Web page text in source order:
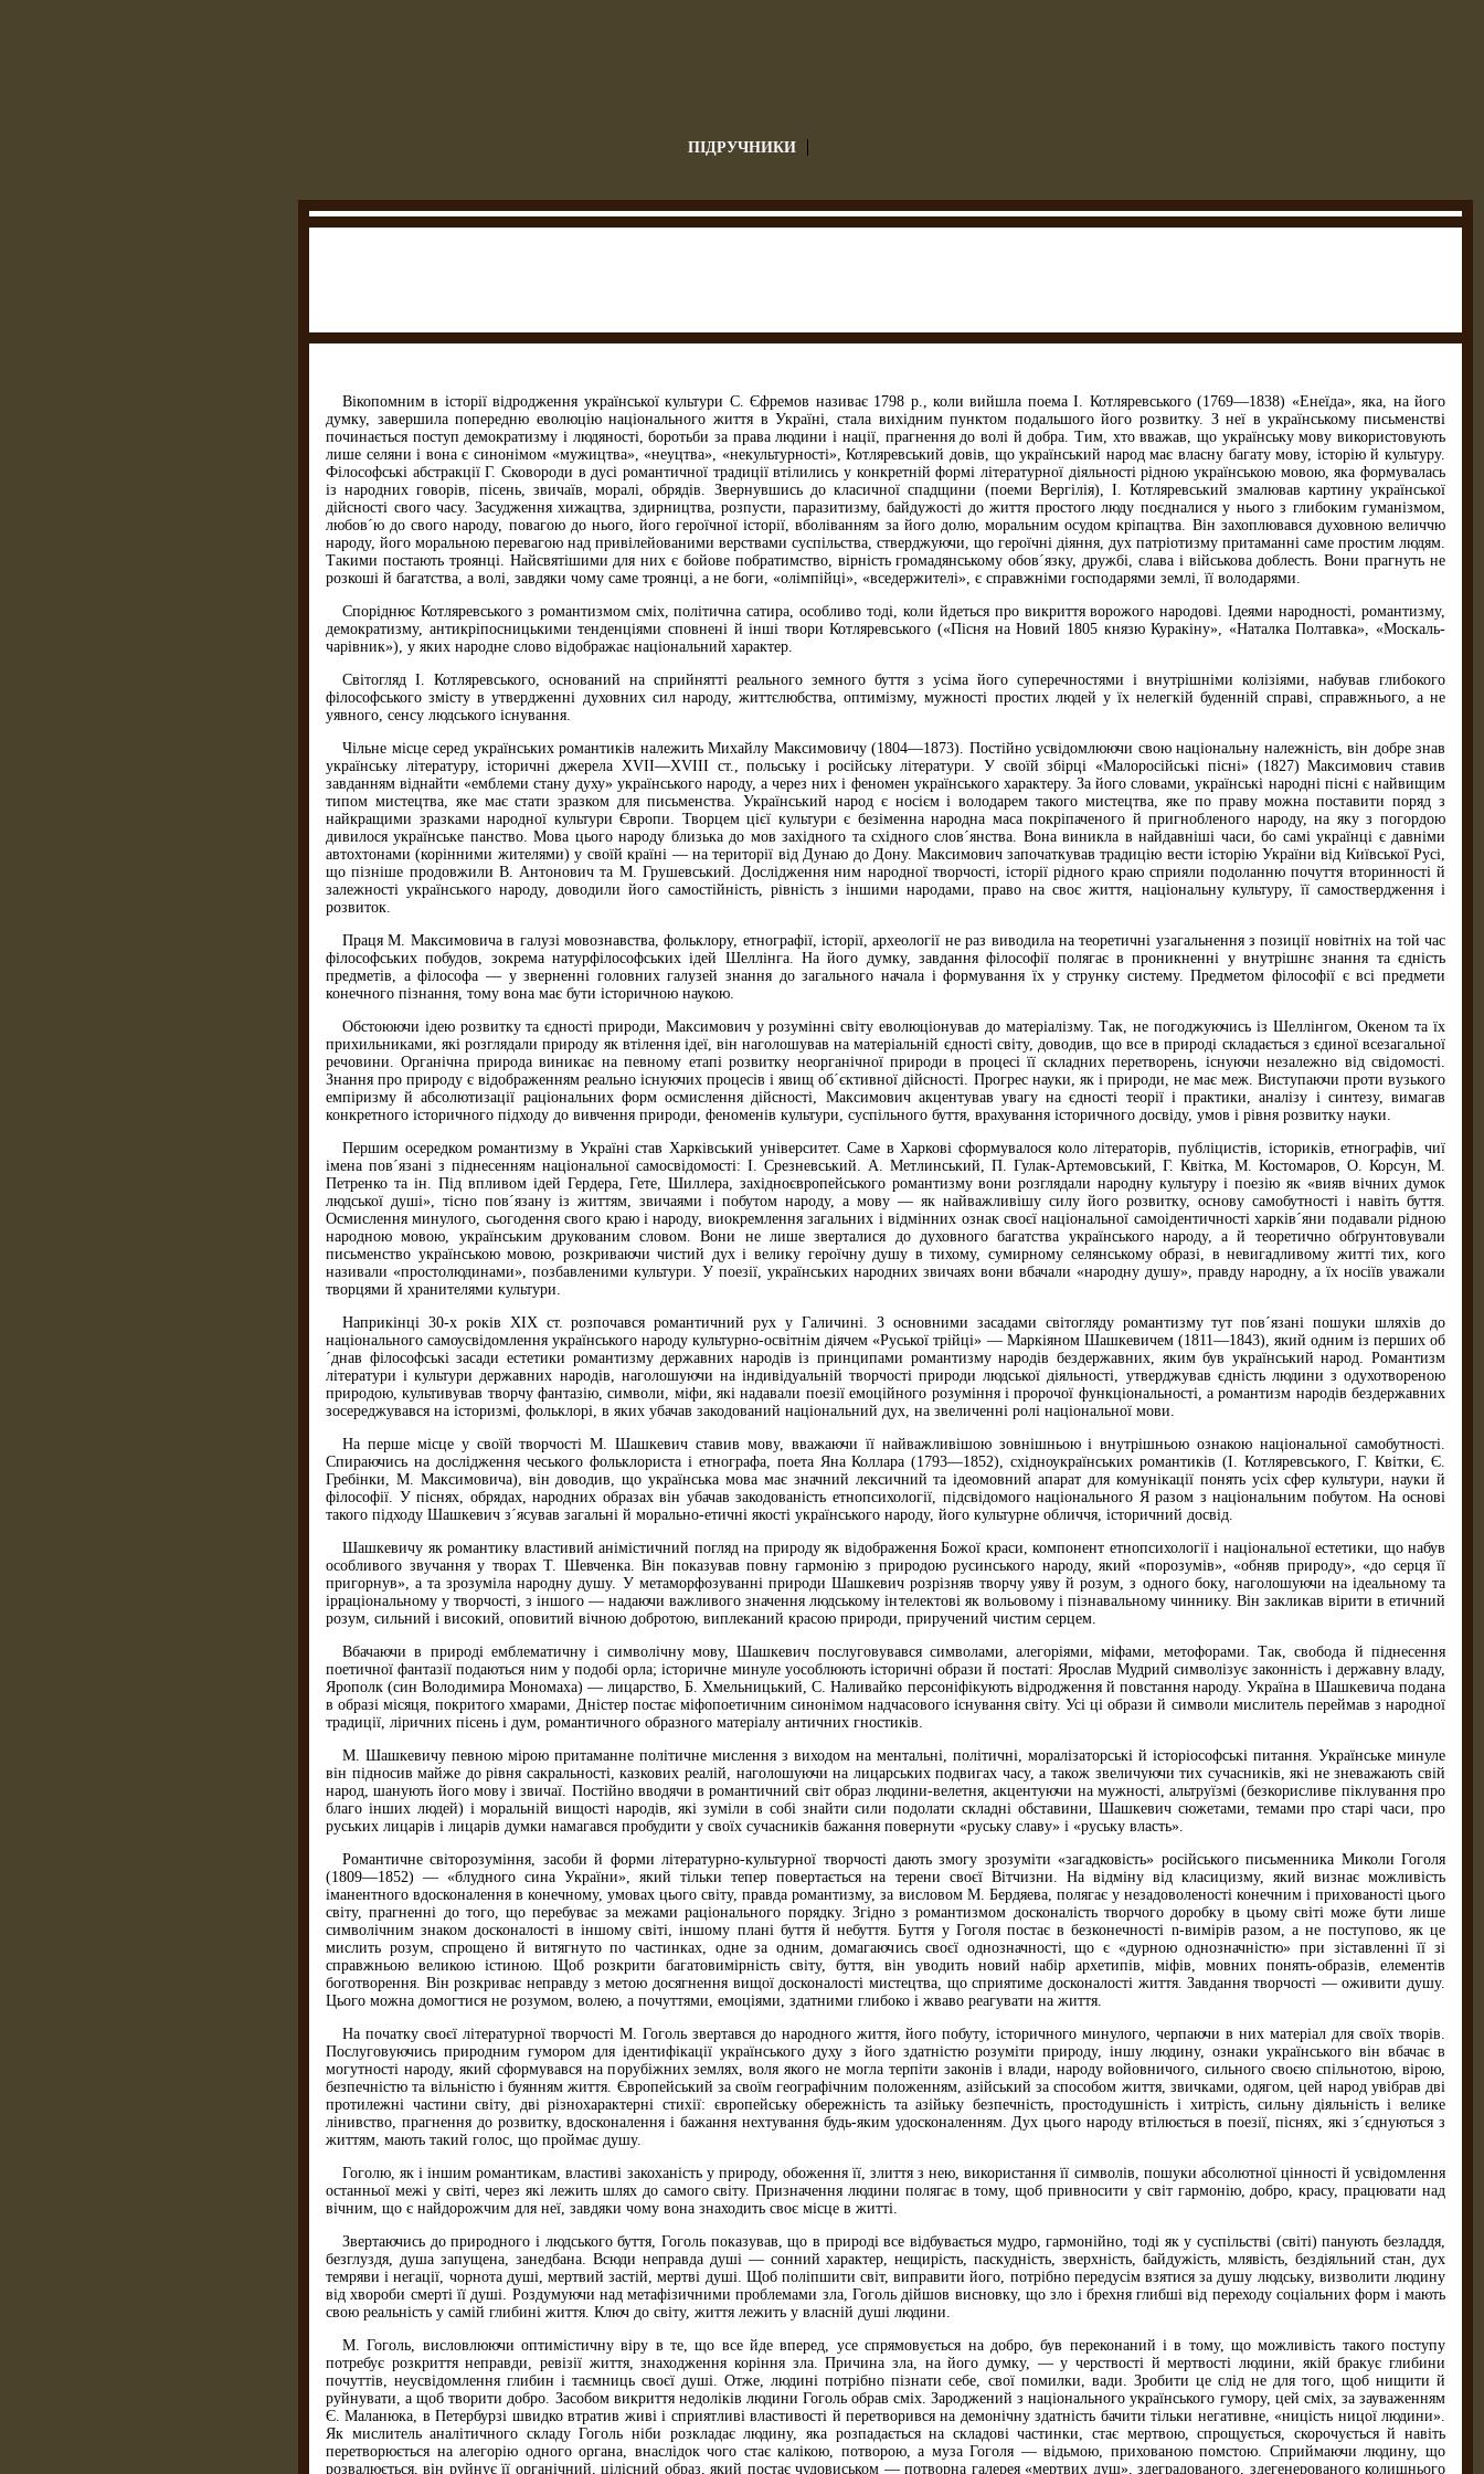
ПІДРУЧНИКИ
Вікопомним в історії відродження української культури С. Єфремов називає 1798 p., коли вийшла поема І. Котляревського (1769—1838) «Енеїда», яка, на його
думку, завершила попередню еволюцію національного життя в Україні, стала вихідним пунктом подальшого його розвитку. З неї в українському письменстві
починається поступ демократизму і людяності, боротьби за права людини і нації, прагнення до волі й добра. Тим, хто вважав, що українську мову використовують
лише селяни і вона є синонімом «мужицтва», «неуцтва», «некультурності», Котляревський довів, що український народ має власну багату мову, історію й культуру.
Філософські абстракції Г. Сковороди в дусі романтичної традиції втілились у конкретній формі літературної діяльності рідною українською мовою, яка формувалась
із народних говорів, пісень, звичаїв, моралі, обрядів. Звернувшись до класичної спадщини (поеми Вергілія), І. Котляревський змалював картину української
дійсності свого часу. Засудження хижацтва, здирництва, розпусти, паразитизму, байдужості до життя простого люду поєдналися у нього з глибоким гуманізмом,
любов´ю до свого народу, повагою до нього, його героїчної історії, вболіванням за його долю, моральним осудом кріпацтва. Він захоплювався духовною величчю
народу, його моральною перевагою над привілейованими верствами суспільства, стверджуючи, що героїчні діяння, дух патріотизму притаманні саме простим людям.
Такими постають троянці. Найсвятішими для них є бойове побратимство, вірність громадянському обов´язку, дружбі, слава і військова доблесть. Вони прагнуть не
розкоші й багатства, а волі, завдяки чому саме троянці, а не боги, «олімпійці», «вседержителі», є справжніми господарями землі, її володарями.
Споріднює Котляревського з романтизмом сміх, політична сатира, особливо тоді, коли йдеться про викриття ворожого народові. Ідеями народності, романтизму,
демократизму, антикріпосницькими тенденціями сповнені й інші твори Котляревського («Пісня на Новий 1805 князю Куракіну», «Наталка Полтавка», «Москаль-
чарівник»), у яких народне слово відображає національний характер.
Світогляд І. Котляревського, оснований на сприйнятті реального земного буття з усіма його суперечностями і внутрішніми колізіями, набував глибокого
філософського змісту в утвердженні духовних сил народу, життєлюбства, оптимізму, мужності простих людей у їх нелегкій буденній справі, справжнього, а не
уявного, сенсу людського існування.
Чільне місце серед українських романтиків належить Михайлу Максимовичу (1804—1873). Постійно усвідомлюючи свою національну належність, він добре знав
українську літературу, історичні джерела XVII—XVIII ст., польську і російську літератури. У своїй збірці «Малоросійські пісні» (1827) Максимович ставив
завданням віднайти «емблеми стану духу» українського народу, а через них і феномен українського характеру. За його словами, українські народні пісні є найвищим
типом мистецтва, яке має стати зразком для письменства. Український народ є носієм і володарем такого мистецтва, яке по праву можна поставити поряд з
найкращими зразками народної культури Європи. Творцем цієї культури є безіменна народна маса покріпаченого й пригнобленого народу, на яку з погордою
дивилося українське панство. Мова цього народу близька до мов західного та східного слов´янства. Вона виникла в найдавніші часи, бо самі українці є давніми
автохтонами (корінними жителями) у своїй країні — на території від Дунаю до Дону. Максимович започаткував традицію вести історію України від Київської Русі,
що пізніше продовжили В. Антонович та М. Грушевський. Дослідження ним народної творчості, історії рідного краю сприяли подоланню почуття вторинності й
залежності українського народу, доводили його самостійність, рівність з іншими народами, право на своє життя, національну культуру, її самоствердження і
розвиток.
Праця М. Максимовича в галузі мовознавства, фольклору, етнографії, історії, археології не раз виводила на теоретичні узагальнення з позиції новітніх на той час
філософських побудов, зокрема натурфілософських ідей Шеллінга. На його думку, завдання філософії полягає в проникненні у внутрішнє знання та єдність
предметів, а філософа — у зверненні головних галузей знання до загального начала і формування їх у струнку систему. Предметом філософії є всі предмети
конечного пізнання, тому вона має бути історичною наукою.
Обстоюючи ідею розвитку та єдності природи, Максимович у розумінні світу еволюціонував до матеріалізму. Так, не погоджуючись із Шеллінгом, Океном та їх
прихильниками, які розглядали природу як втілення ідеї, він наголошував на матеріальній єдності світу, доводив, що все в природі складається з єдиної всезагальної
речовини. Органічна природа виникає на певному етапі розвитку неорганічної природи в процесі її складних перетворень, існуючи незалежно від свідомості.
Знання про природу є відображенням реально існуючих процесів і явищ об´єктивної дійсності. Прогрес науки, як і природи, не має меж. Виступаючи проти вузького
емпіризму й абсолютизації раціональних форм осмислення дійсності, Максимович акцентував увагу на єдності теорії і практики, аналізу і синтезу, вимагав
конкретного історичного підходу до вивчення природи, феноменів культури, суспільного буття, врахування історичного досвіду, умов і рівня розвитку науки.
Першим осередком романтизму в Україні став Харківський університет. Саме в Харкові сформувалося коло літераторів, публіцистів, істориків, етнографів, чиї
імена пов´язані з піднесенням національної самосвідомості: І. Срезневський. А. Метлинський, П. Гулак-Артемовський, Г. Квітка, М. Костомаров, О. Корсун, М.
Петренко та ін. Під впливом ідей Гердера, Гете, Шиллера, західноєвропейського романтизму вони розглядали народну культуру і поезію як «вияв вічних думок
людської душі», тісно пов´язану із життям, звичаями і побутом народу, а мову — як найважливішу силу його розвитку, основу самобутності і навіть буття.
Осмислення минулого, сьогодення свого краю і народу, виокремлення загальних і відмінних ознак своєї національної самоідентичності харків´яни подавали рідною
народною мовою, українським друкованим словом. Вони не лише зверталися до духовного багатства українського народу, а й теоретично обґрунтовували
письменство українською мовою, розкриваючи чистий дух і велику героїчну душу в тихому, сумирному селянському образі, в невигадливому житті тих, кого
називали «простолюдинами», позбавленими культури. У поезії, українських народних звичаях вони вбачали «народну душу», правду народну, а їх носіїв уважали
творцями й хранителями культури.
Наприкінці 30-х років XIX ст. розпочався романтичний рух у Галичині. З основними засадами світогляду романтизму тут пов´язані пошуки шляхів до
національного самоусвідомлення українського народу культурно-освітнім діячем «Руської трійці» — Маркіяном Шашкевичем (1811—1843), який одним із перших об
´днав філософські засади естетики романтизму державних народів із принципами романтизму народів бездержавних, яким був український народ. Романтизм
літератури і культури державних народів, наголошуючи на індивідуальній творчості природи людської діяльності, утверджував єдність людини з одухотвореною
природою, культивував творчу фантазію, символи, міфи, які надавали поезії емоційного розуміння і пророчої функціональності, а романтизм народів бездержавних
зосереджувався на історизмі, фольклорі, в яких убачав закодований національний дух, на звеличенні ролі національної мови.
На перше місце у своїй творчості М. Шашкевич ставив мову, вважаючи її найважливішою зовнішньою і внутрішньою ознакою національної самобутності.
Спираючись на дослідження чеського фольклориста і етнографа, поета Яна Коллара (1793—1852), східноукраїнських романтиків (І. Котляревського, Г. Квітки, Є.
Гребінки, М. Максимовича), він доводив, що українська мова має значний лексичний та ідеомовний апарат для комунікації понять усіх сфер культури, науки й
філософії. У піснях, обрядах, народних образах він убачав закодованість етнопсихології, підсвідомого національного Я разом з національним побутом. На основі
такого підходу Шашкевич з´ясував загальні й морально-етичні якості українського народу, його культурне обличчя, історичний досвід.
Шашкевичу як романтику властивий анімістичний погляд на природу як відображення Божої краси, компонент етнопсихології і національної естетики, що набув
особливого звучання у творах Т. Шевченка. Він показував повну гармонію з природою русинського народу, який «порозумів», «обняв природу», «до серця її
пригорнув», а та зрозуміла народну душу. У метаморфозуванні природи Шашкевич розрізняв творчу уяву й розум, з одного боку, наголошуючи на ідеальному та
ірраціональному у творчості, з іншого — надаючи важливого значення людському інтелектові як вольовому і пізнавальному чиннику. Він закликав вірити в етичний
розум, сильний і високий, оповитий вічною добротою, виплеканий красою природи, приручений чистим серцем.
Вбачаючи в природі емблематичну і символічну мову, Шашкевич послуговувався символами, алегоріями, міфами, метофорами. Так, свобода й піднесення
поетичної фантазії подаються ним у подобі орла; історичне минуле уособлюють історичні образи й постаті: Ярослав Мудрий символізує законність і державну владу,
Ярополк (син Володимира Мономаха) — лицарство, Б. Хмельницький, С. Наливайко персоніфікують відродження й повстання народу. Україна в Шашкевича подана
в образі місяця, покритого хмарами, Дністер постає міфопоетичним синонімом надчасового існування світу. Усі ці образи й символи мислитель переймав з народної
традиції, ліричних пісень і дум, романтичного образного матеріалу античних гностиків.
М. Шашкевичу певною мірою притаманне політичне мислення з виходом на ментальні, політичні, моралізаторські й історіософські питання. Українське минуле
він підносив майже до рівня сакральності, казкових реалій, наголошуючи на лицарських подвигах часу, а також звеличуючи тих сучасників, які не зневажають свій
народ, шанують його мову і звичаї. Постійно вводячи в романтичний світ образ людини-велетня, акцентуючи на мужності, альтруїзмі (безкорисливе піклування про
благо інших людей) і моральній вищості народів, які зуміли в собі знайти сили подолати складні обставини, Шашкевич сюжетами, темами про старі часи, про
руських лицарів і лицарів думки намагався пробудити у своїх сучасників бажання повернути «руську славу» і «руську власть».
Романтичне світорозуміння, засоби й форми літературно-культурної творчості дають змогу зрозуміти «загадковість» російського письменника Миколи Гоголя
(1809—1852) — «блудного сина України», який тільки тепер повертається на терени своєї Вітчизни. На відміну від класицизму, який визнає можливість
іманентного вдосконалення в конечному, умовах цього світу, правда романтизму, за висловом М. Бердяева, полягає у незадоволеності конечним і прихованості цього
світу, прагненні до того, що перебуває за межами раціонального порядку. Згідно з романтизмом досконалість творчого доробку в цьому світі може бути лише
символічним знаком досконалості в іншому світі, іншому плані буття й небуття. Буття у Гоголя постає в безконечності n-вимірів разом, а не поступово, як це
мислить розум, спрощено й витягнуто по частинках, одне за одним, домагаючись своєї однозначності, що є «дурною однозначністю» при зіставленні її зі
справжньою великою істиною. Щоб розкрити багатовимірність світу, буття, він уводить новий набір архетипів, міфів, мовних понять-образів, елементів
боготворення. Він розкриває неправду з метою досягнення вищої досконалості мистецтва, що сприятиме досконалості життя. Завдання творчості — оживити душу.
Цього можна домогтися не розумом, волею, а почуттями, емоціями, здатними глибоко і жваво реагувати на життя.
На початку своєї літературної творчості М. Гоголь звертався до народного життя, його побуту, історичного минулого, черпаючи в них матеріал для своїх творів.
Послуговуючись природним гумором для ідентифікації українського духу з його здатністю розуміти природу, іншу людину, ознаки українського він вбачає в
могутності народу, який сформувався на порубіжних землях, воля якого не могла терпіти законів і влади, народу войовничого, сильного своєю спільнотою, вірою,
безпечністю та вільністю і буянням життя. Європейський за своїм географічним положенням, азійський за способом життя, звичками, одягом, цей народ увібрав дві
протилежні частини світу, дві різнохарактерні стихії: європейську обережність та азійьку безпечність, простодушність і хитрість, сильну діяльність і велике
лінивство, прагнення до розвитку, вдосконалення і бажання нехтування будь-яким удосконаленням. Дух цього народу втілюється в поезії, піснях, які з´єднуються з
життям, мають такий голос, що проймає душу.
Гоголю, як і іншим романтикам, властиві закоханість у природу, обоження її, злиття з нею, використання її символів, пошуки абсолютної цінності й усвідомлення
останньої межі у світі, через які лежить шлях до самого світу. Призначення людини полягає в тому, щоб привносити у світ гармонію, добро, красу, працювати над
вічним, що є найдорожчим для неї, завдяки чому вона знаходить своє місце в житті.
Звертаючись до природного і людського буття, Гоголь показував, що в природі все відбувається мудро, гармонійно, тоді як у суспільстві (світі) панують безладдя,
безглуздя, душа запущена, занедбана. Всюди неправда душі — сонний характер, нещирість, паскудність, зверхність, байдужість, млявість, бездіяльний стан, дух
темряви і негації, чорнота душі, мертвий застій, мертві душі. Щоб поліпшити світ, виправити його, потрібно передусім взятися за душу людську, визволити людину
від хвороби смерті її душі. Роздумуючи над метафізичними проблемами зла, Гоголь дійшов висновку, що зло і брехня глибші від переходу соціальних форм і мають
свою реальність у самій глибині життя. Ключ до світу, життя лежить у власній душі людини.
М. Гоголь, висловлюючи оптимістичну віру в те, що все йде вперед, усе спрямовується на добро, був переконаний і в тому, що можливість такого поступу
потребує розкриття неправди, ревізії життя, знаходження коріння зла. Причина зла, на його думку, — у черствості й мертвості людини, якій бракує глибини
почуттів, неусвідомлення глибин і таємниць своєї душі. Отже, людині потрібно пізнати себе, свої помилки, вади. Зробити це слід не для того, щоб нищити й
руйнувати, а щоб творити добро. Засобом викриття недоліків людини Гоголь обрав сміх. Зароджений з національного українського гумору, цей сміх, за зауваженням
Є. Маланюка, в Петербурзі швидко втратив живі і сприятливі властивості й перетворився на демонічну здатність бачити тільки негативне, «ницість ницої людини».
Як мислитель аналітичного складу Гоголь ніби розкладає людину, яка розпадається на складові частинки, стає мертвою, спрощується, скорочується й навіть
перетворюється на алегорію одного органа, внаслідок чого стає калікою, потворою, а муза Гоголя — відьмою, прихованою помстою. Сприймаючи людину, що
розвалюється, він руйнує її органічний, цілісний образ, який постає чудовиськом — потворна галерея «мертвих душ», здеградованого, здегенерованого колишнього